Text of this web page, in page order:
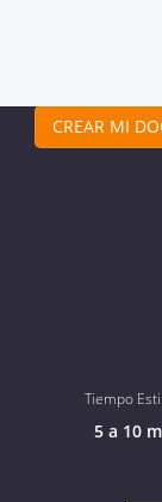
CREAR MI
Tiempo
5 a 10